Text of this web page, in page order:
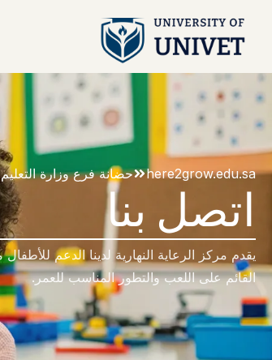
here2grow.edu.sa حضانة فرع وزارة التعليم
اتصل بنا
القائم على اللعب والتطور المناسب للعمر.